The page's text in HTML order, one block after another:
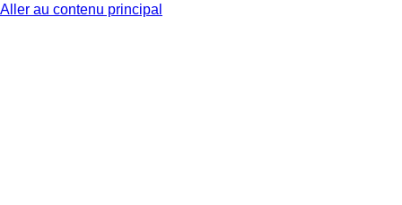
Aller au contenu principal